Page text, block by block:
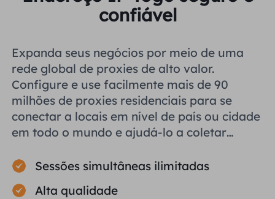
confiável
Expanda seus negócios por meio de uma
rede global de proxies de alto valor.
Configure e use facilmente mais de 90
milhões de proxies residenciais para se
conectar a locais em nível de país ou cidade
em todo o mundo e ajudá-lo a coletar
Sessões simultâneas ilimitadas
Alta qualidade